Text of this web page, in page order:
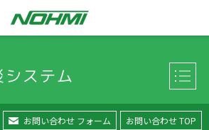
システム
お問い合わせ フォーム お問い合わせ TOP